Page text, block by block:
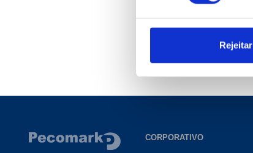
Rejeitar
1 Produtos encontrados
CORPORATIVO